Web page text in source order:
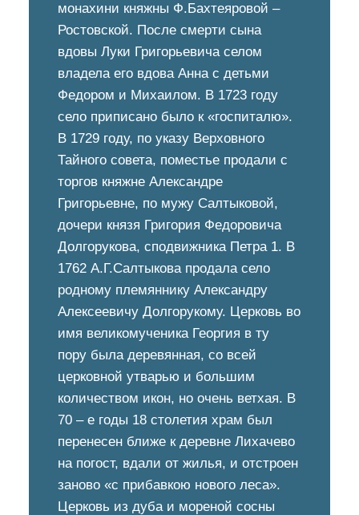
монахини княжны Ф.Бахтеяровой –
Ростовской. После смерти сына
вдовы Луки Григорьевича селом
владела его вдова Анна с детьми
Федором и Михаилом. В 1723 году
село приписано было к «госпиталю».
В 1729 году, по указу Верховного
Тайного совета, поместье продали с
торгов княжне Александре
Григорьевне, по мужу Салтыковой,
дочери князя Григория Федоровича
Долгорукова, сподвижника Петра 1. В
1762 А.Г.Салтыкова продала село
родному племяннику Александру
Алексеевичу Долгорукому. Церковь во
имя великомученика Георгия в ту
пору была деревянная, со всей
церковной утварью и большим
количеством икон, но очень ветхая. В
70 – е годы 18 столетия храм был
перенесен ближе к деревне Лихачево
на погост, вдали от жилья, и отстроен
заново «с прибавкою нового леса».
Церковь из дуба и мореной сосны